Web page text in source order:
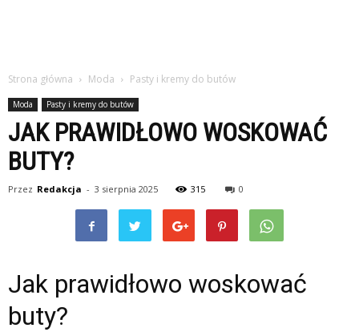
Strona główna Moda Pasty i kremy do butów
Moda Pasty i kremy do butów
JAK PRAWIDŁOWO WOSKOWAĆ
BUTY?
Przez Redakcja - 3 sierpnia 2025 315 0
Jak prawidłowo woskować
buty?